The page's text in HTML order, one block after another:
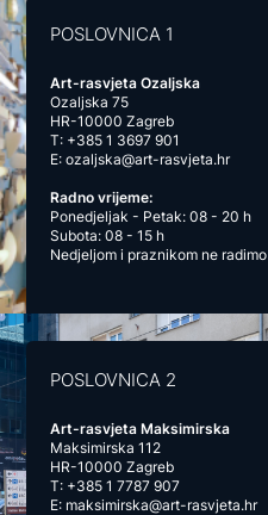
POSLOVNICA 1
Art-rasvjeta Ozaljska
Ozaljska 75
HR-10000 Zagreb
T: +385 1 3697 901
E:ozaljska@art-rasvjeta.hr
Radno vrijeme:
Ponedjeljak - Petak: 08 - 20 h
Subota: 08 - 15 h
Nedjeljom i praznikom ne radimo
POSLOVNICA 2
Art-rasvjeta Maksimirska
Maksimirska 112
HR-10000 Zagreb
T: +385 1 7787 907
E: maksimirska@art-rasvjeta.hr